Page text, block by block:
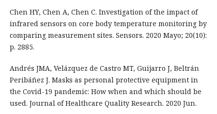
Chen HY, Chen A, Chen C. Investigation of the impact of
infrared sensors on core body temperature monitoring by
comparing measurement sites. Sensors. 2020 Mayo; 20(10):
p. 2885.
Andrés JMA, Velázquez de Castro MT, Guijarro J, Beltrán
Peribáñez J. Masks as personal protective equipment in
the Covid-19 pandemic: How when and which should be
used. Journal of Healthcare Quality Research. 2020 Jun.